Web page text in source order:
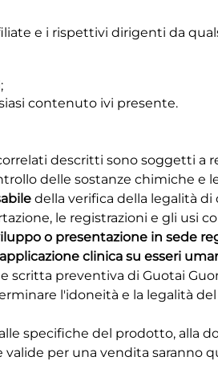
e i rispettivi dirigenti da
contenuto ivi presente.
descritti sono soggetti a
delle sostanze chimiche e
della verifica della legalità
le registrazioni e gli usi
o presentazione in sede
clinica su esseri
scritta preventiva di Guotai
l'idoneità e la legalità
specifiche del prodotto, alla
per una vendita saranno